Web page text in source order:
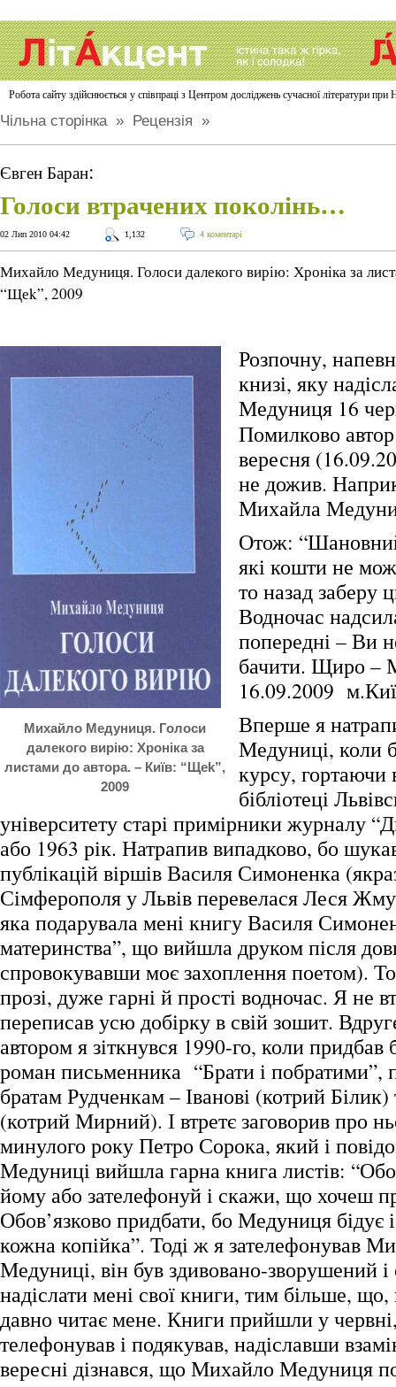
Робота сайту здійснюється у співпраці з Центром досліджень сучасної літератури
Чільна сторінка» Рецензія »
Євген Баран:
Голоси втрачених поколінь…
02 Лип 2010 04:42 1,132 4 коментарі
Михайло Медуниця. Голоси далекого вирію: Хроніка за
“Щеk”, 2009
Михайло Медуниця. Голоси
далекого вирію: Хроніка за
листами до автора. – Київ: “Щеk”,
2009
Розпочну,
книзі, яку
Медуниця 16
Помилково
вересня
не дожив.
Михайла
Отож:
які кошти не
то назад
Водночас
попередні – Ви
бачити. Щиро –
16.09.2009
Вперше я
Медуниці, коли
курсу, гортаючи
бібліотеці
університету старі примірники журналу
або 1963 рік. Натрапив випадково, бо
публікацій віршів Василя Симоненка
Сімферополя у Львів перевелася Леся
яка подарувала мені книгу Василя
материнства”, що вийшла друком після
спровокувавши моє захоплення поетом). То
прозі, дуже гарні й прості водночас. Я не
переписав усю добірку в свій зошит.
автором я зіткнувся 1990-го, коли придбав
роман письменника “Брати і побратими”,
братам Рудченкам – Іванові (котрий
(котрий Мирний). І втретє заговорив про
минулого року Петро Сорока, який і
Медуниці вийшла гарна книга листів:
йому або зателефонуй і скажи, що хочеш
Обов’язково придбати, бо Медуниця бідує
кожна копійка”. Тоді ж я зателефонував
Медуниці, він був здивовано-зворушений і
надіслати мені свої книги, тим більше, що,
давно читає мене. Книги прийшли у
телефонував і подякував, надіславши
вересні дізнався, що Михайло Медуниця